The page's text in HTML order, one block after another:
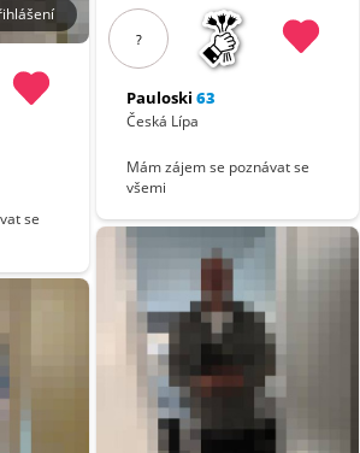
se
?
Pauloski 63
Česká Lípa
Mám zájem se poznávat se
všemi